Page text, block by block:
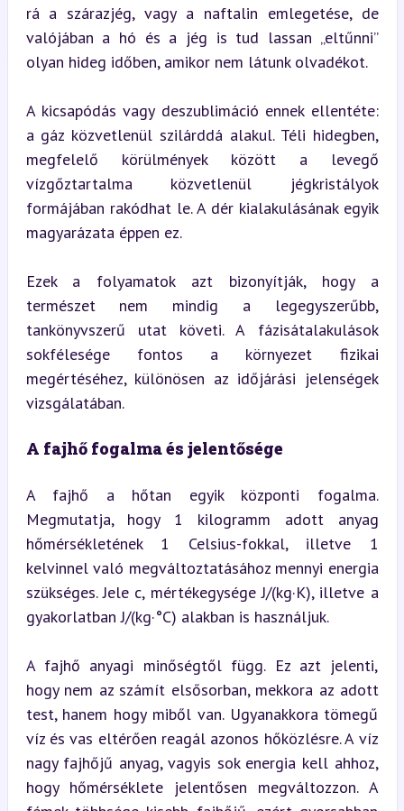
rá a szárazjég, vagy a naftalin emlegetése, de
valójában a hó és a jég is tud lassan „eltűnni”
olyan hideg időben, amikor nem látunk olvadékot.
A kicsapódás vagy deszublimáció ennek ellentéte:
a gáz közvetlenül szilárddá alakul. Téli hidegben,
megfelelő körülmények között a levegő
vízgőztartalma közvetlenül jégkristályok
formájában rakódhat le. A dér kialakulásának egyik
magyarázata éppen ez.
Ezek a folyamatok azt bizonyítják, hogy a
természet nem mindig a legegyszerűbb,
tankönyvszerű utat követi. A fázisátalakulások
sokfélesége fontos a környezet fizikai
megértéséhez, különösen az időjárási jelenségek
vizsgálatában.
A fajhő fogalma és jelentősége
A fajhő a hőtan egyik központi fogalma.
Megmutatja, hogy 1 kilogramm adott anyag
hőmérsékletének 1 Celsius-fokkal, illetve 1
kelvinnel való megváltoztatásához mennyi energia
szükséges. Jele c, mértékegysége J/(kg·K), illetve a
gyakorlatban J/(kg·°C) alakban is használjuk.
A fajhő anyagi minőségtől függ. Ez azt jelenti,
hogy nem az számít elsősorban, mekkora az adott
test, hanem hogy miből van. Ugyanakkora tömegű
víz és vas eltérően reagál azonos hőközlésre. A víz
nagy fajhőjű anyag, vagyis sok energia kell ahhoz,
hogy hőmérséklete jelentősen megváltozzon. A